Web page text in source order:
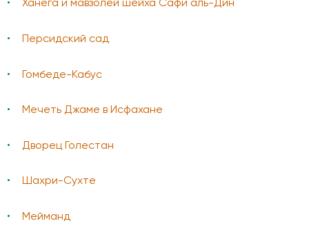
Ханега и мавзолей шейха Сафи аль-Дин
Персидский сад
Гомбеде-Кабус
Мечеть Джаме в Исфахане
Дворец Голестан
Шахри-Сухте
Мейманд